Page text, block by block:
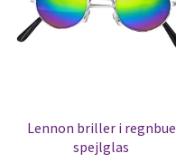
Lennon briller i regnbue
spejlglas